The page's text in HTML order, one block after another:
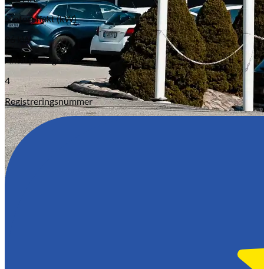
Motoreffekt (kW)
96 kW
Antal passagerare
4
Registreringsnummer